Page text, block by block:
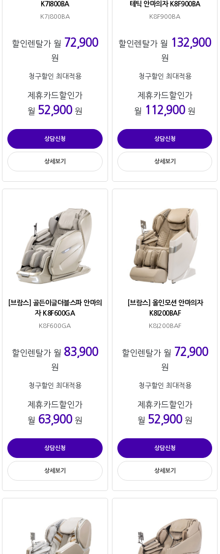
K7I800BA
K7I800BA
할인렌탈가 월 72,900
원
청구할인 최대적용
제휴카드할인가
월 52,900원
상담신청
상세보기
테틱 안마의자 K8F900BA
K8F900BA
할인렌탈가 월 132,900
원
청구할인 최대적용
제휴카드할인가
월 112,900 원
상담신청
상세보기
[브람스] 골든이글더블스파 안마의
자 K8F600GA
K8F600GA
할인렌탈가 월 83,900
원
청구할인 최대적용
제휴카드할인가
월 63,900원
상담신청
상세보기
[브람스] 올인모션 안마의자
K8I200BAF
K8I200BAF
할인렌탈가 월 72,900
원
청구할인 최대적용
제휴카드할인가
월 52,900원
상담신청
상세보기